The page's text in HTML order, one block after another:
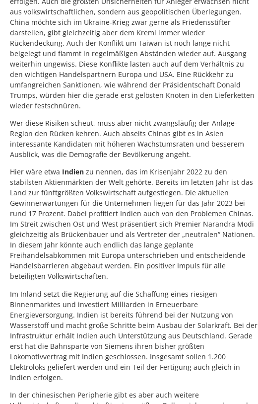
aus volkswirtschaftlichen, sondern aus geopolitischen Überlegungen.
China möchte sich im Ukraine-Krieg zwar gerne als Friedensstifter
darstellen, gibt gleichzeitig aber dem Kreml immer wieder
Rückendeckung. Auch der Konflikt um Taiwan ist noch lange nicht
beigelegt und flammt in regelmäßigen Abständen wieder auf. Ausgang
weiterhin ungewiss. Diese Konflikte lasten auch auf dem Verhältnis zu
den wichtigen Handelspartnern Europa und USA. Eine Rückkehr zu
umfangreichen Sanktionen, wie während der Präsidentschaft Donald
Trumps, würden hier die gerade erst gelösten Knoten in den Lieferketten
wieder festschnüren.
Wer diese Risiken scheut, muss aber nicht zwangsläufig der Anlage-
Region den Rücken kehren. Auch abseits Chinas gibt es in Asien
interessante Kandidaten mit höheren Wachstumsraten und besserem
Ausblick, was die Demografie der Bevölkerung angeht.
Hier wäre etwa Indien zu nennen, das im Krisenjahr 2022 zu den
stabilsten Aktienmärkten der Welt gehörte. Bereits im letzten Jahr ist das
Land zur fünftgrößten Volkswirtschaft aufgestiegen. Die aktuellen
Gewinnerwartungen für die Unternehmen liegen für das Jahr 2023 bei
rund 17 Prozent. Dabei profitiert Indien auch von den Problemen Chinas.
Im Streit zwischen Ost und West präsentiert sich Premier Narandra Modi
gleichzeitig als Brückenbauer und als Vertreter der „neutralen“ Nationen.
In diesem Jahr könnte auch endlich das lange geplante
Freihandelsabkommen mit Europa unterschrieben und entscheidende
Handelsbarrieren abgebaut werden. Ein positiver Impuls für alle
beteiligten Volkswirtschaften.
Im Inland setzt die Regierung auf die Schaffung eines riesigen
Binnenmarktes und investiert Milliarden in Erneuerbare
Energieversorgung. Indien ist bereits führend bei der Nutzung von
Wasserstoff und macht große Schritte beim Ausbau der Solarkraft. Bei der
Infrastruktur erhält Indien auch Unterstützung aus Deutschland. Gerade
erst hat die Bahnsparte von Siemens ihren bisher größten
Lokomotivvertrag mit Indien geschlossen. Insgesamt sollen 1.200
Elektroloks geliefert werden und ein Teil der Fertigung auch gleich in
Indien erfolgen.
In der chinesischen Peripherie gibt es aber auch weitere